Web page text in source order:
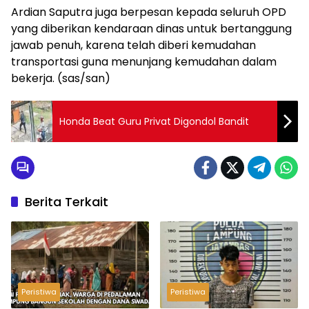
Ardian Saputra juga berpesan kepada seluruh OPD
yang diberikan kendaraan dinas untuk bertanggung
jawab penuh, karena telah diberi kemudahan
transportasi guna menunjang kemudahan dalam
bekerja. (sas/san)
Honda Beat Guru Privat Digondol Bandit
Berita Terkait
Peristiwa Peristiwa